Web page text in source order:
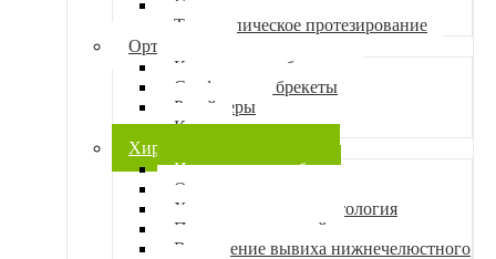
Съемные протезы
Телескопическое протезирование
Ортодонтия
Керамические брекеты
Сапфировые брекеты
Ретейнеры
Капы
Хирургия и имплантация
Имплантация зубов
Одномоментная имплантация
Хирургическая стоматология
Пластика слизистой
Вправление вывиха нижнечелюстного